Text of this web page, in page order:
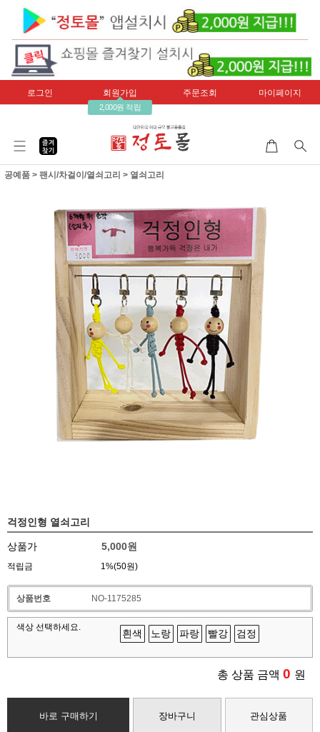
로그인 회원가입
2,000원 적립
주문조회 마이페이지
공예품 > 팬시/차걸이/열쇠고리 > 열쇠고리
걱정인형 열쇠고리
상품가 5,000원
적립금 1%(50원)
상품번호 NO-1175285
색상 선택하세요.
흰색 노랑 파랑 빨강 검정
총 상품 금액 0 원
바로 구매하기 장바구니 관심상품